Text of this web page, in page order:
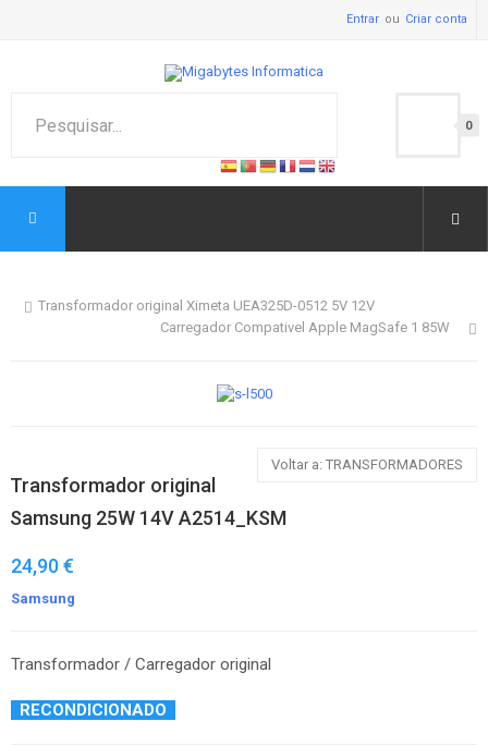
Entrar Criar conta
0
Transformador original Ximeta UEA325D-0512 5V 12V
Carregador Compativel Apple MagSafe 1 85W
Voltar a: TRANSFORMADORES
Transformador original
Samsung 25W 14V A2514_KSM
24,90 €
Samsung
Transformador / Carregador original
RECONDICIONADO